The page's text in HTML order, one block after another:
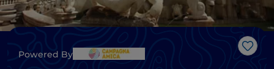
Powered By